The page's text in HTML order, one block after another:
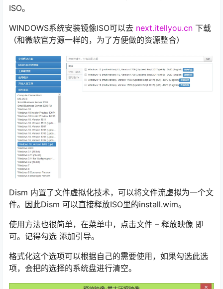
ISO。
WINDOWS系统安装镜像ISO可以去 next.itellyou.cn 下载
（和微软官方源一样的，为了方便做的资源整合）
Dism 内置了文件虚拟化技术，可以将文件流虚拟为一个文
件。因此Dism 可以直接释放ISO里的install.wim。
使用方法也很简单，在菜单中，点击文件 – 释放映像 即
可。记得勾选 添加引导。
格式化这个选项可以根据自己的需要使用，如果勾选此选
项，会把的选择的系统盘进行清空。